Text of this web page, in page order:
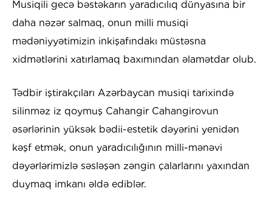
Musiqili gecə bəstəkarın yaradıcılıq dünyasına bir
daha nəzər salmaq, onun milli musiqi
mədəniyyətimizin inkişafındakı müstəsna
xidmətlərini xatırlamaq baxımından əlamətdar olub.
Tədbir iştirakçıları Azərbaycan musiqi tarixində
silinməz iz qoymuş Cahangir Cahangirovun
əsərlərinin yüksək bədii-estetik dəyərini yenidən
kəşf etmək, onun yaradıcılığının milli-mənəvi
dəyərlərimizlə səsləşən zəngin çalarlarını yaxından
duymaq imkanı əldə ediblər.